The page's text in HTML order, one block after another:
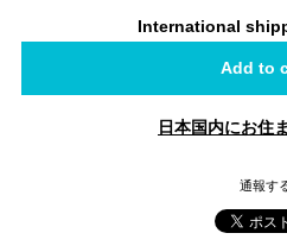
International
Add to
日本国内にお住
通報す